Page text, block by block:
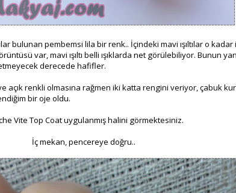
bulunan pembemsi lila bir renk.. İçindeki mavi ışıltılar o
var, mavi ışıltı belli ışıklarda net görülebiliyor. Bunun
derecede hafifler.
açık renkli olmasına rağmen iki katta rengini veriyor, çabuk
bir oje oldu.
Vite Top Coat uygulanmış halini görmektesiniz.
İç mekan, pencereye doğru..